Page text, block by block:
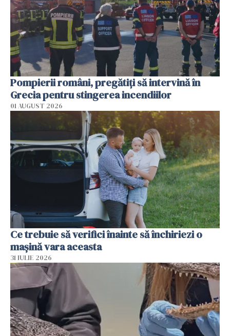
Pompierii români, pregătiţi să intervină în
Grecia pentru stingerea incendiilor
01 AUGUST 2026
Ce trebuie să verifici înainte să închiriezi o
mașină vara aceasta
31 IULIE 2026